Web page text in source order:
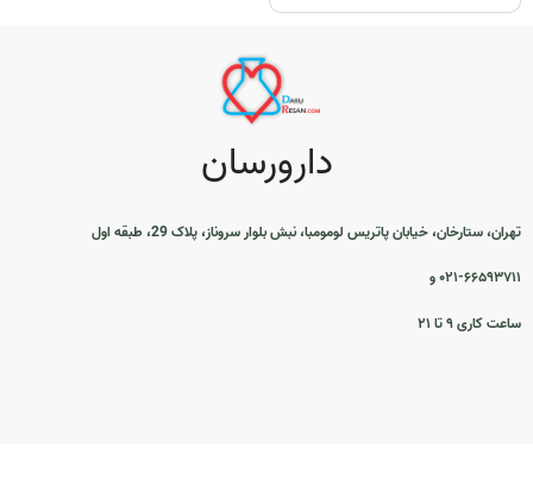
دارورسان
تهران، ستارخان، خیابان پاتریس لومومبا، نبش بلوار سروناز، پلاک 29، طبقه اول
۰۲۱-۶۶۵۹۳۷۱۱ و
ساعت کاری ۹ تا ۲۱